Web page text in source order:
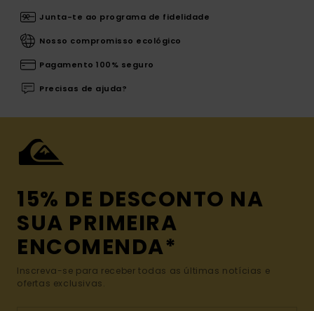
Junta-te ao programa de fidelidade
Nosso compromisso ecológico
Pagamento 100% seguro
Precisas de ajuda?
15% DE DESCONTO NA
SUA PRIMEIRA
ENCOMENDA*
Inscreva-se para receber todas as últimas notícias e
ofertas exclusivas.